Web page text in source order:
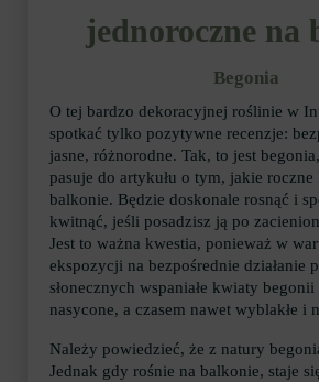
jednoroczne na
Begonia
O tej bardzo dekoracyjnej roślinie w
spotkać tylko pozytywne recenzje:
jasne, różnorodne. Tak, to jest
pasuje do artykułu o tym, jakie
balkonie. Będzie doskonale rosnąć i
kwitnąć, jeśli posadzisz ją po
Jest to ważna kwestia, ponieważ w
ekspozycji na bezpośrednie działanie
słonecznych wspaniałe kwiaty
nasycone, a czasem nawet wyblakłe i
Należy powiedzieć, że z natury
Jednak gdy rośnie na balkonie, staje